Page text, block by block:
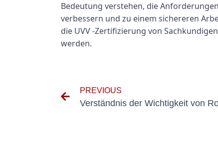
Bedeutung verstehen, die
verbessern und zu einem sichereren
die UVV -Zertifizierung von
werden.
PREVIOUS
Verständnis der Wichtigkeit von